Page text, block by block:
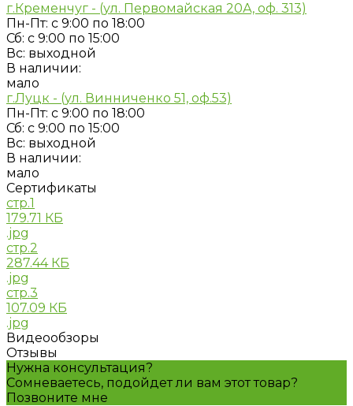
г.Кременчуг - (ул. Первомайская 20А, оф. 313)
Пн-Пт: с 9:00 по 18:00
Сб: с 9:00 по 15:00
Вс: выходной
В наличии:
мало
г.Луцк - (ул. Винниченко 51, оф.53)
Пн-Пт: с 9:00 по 18:00
Сб: с 9:00 по 15:00
Вс: выходной
В наличии:
мало
Сертификаты
стр.1
179.71 КБ
.jpg
стр.2
287.44 КБ
.jpg
стр.3
107.09 КБ
.jpg
Видеообзоры
Отзывы
Нужна консультация?
Сомневаетесь, подойдет ли вам этот товар?
Позвоните мне